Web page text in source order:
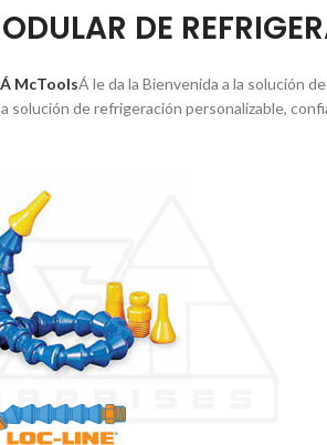
DE
McToolsÁ le da la Bienvenida a la solución
solución de refrigeración personalizable,